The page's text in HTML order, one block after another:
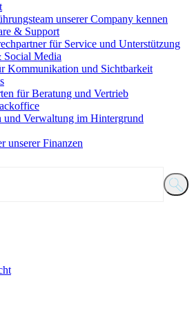
unserer Company kennen
& Support
für Service und Unterstützung
Media
Kommunikation und Sichtbarkeit
für Beratung und Vertrieb
und Verwaltung im Hintergrund
unserer Finanzen